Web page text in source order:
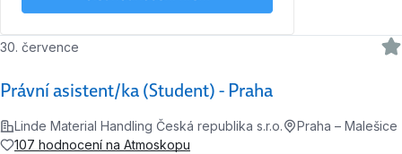
Právní asistent/ka (Student) - Praha
30. července
Linde Material Handling Česká republika s.r.o.
Praha – Malešice
107 hodnocení na Atmoskopu